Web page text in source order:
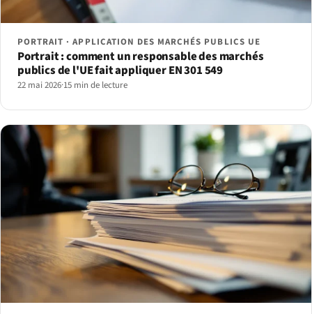
PORTRAIT · APPLICATION DES MARCHÉS PUBLICS UE
Portrait : comment un responsable des marchés
publics de l'UE fait appliquer EN 301 549
22 mai 2026·15 min de lecture